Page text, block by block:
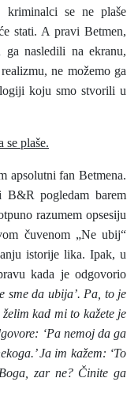
kriminalci se ne plaše
stati. A pravi Betmen,
nasledili na ekranu,
ne možemo ga
koju smo stvorili u
se plaše.
apsolutni fan Betmena.
B&R pogledam barem
razumem opsesiju
čuvenom „Ne ubij“
istorije lika. Ipak, u
kada je odgovorio
sme da ubija’. Pa, to je
kad mi to kažete je
‘Pa nemoj da ga
Ja im kažem: ‘To
zar ne? Činite ga